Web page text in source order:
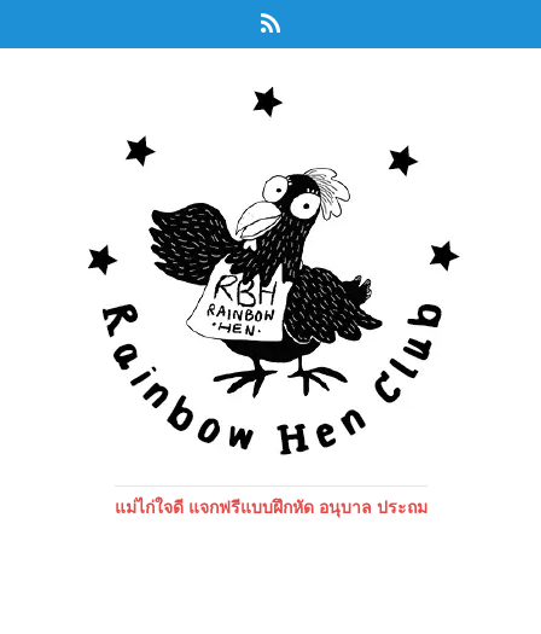
แม่ไก่ใจดี แจกฟรีแบบฝึกหัด อนุบาล ประถม